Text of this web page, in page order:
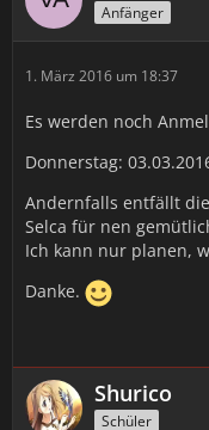
Anfänger
1. März 2016 um 18:37
Es werden noch
Donnerstag:
Andernfalls entfällt
Selca für nen
Ich kann nur planen,
Danke.
Shurico
Schüler